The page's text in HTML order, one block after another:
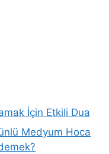
İçin Etkili Dua
Medyum Hoca